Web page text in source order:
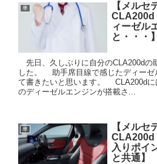
車
【メルセ
ィーゼル
と・・・】
先日、久しぶりに自分のCLA200dの
した。 助手席目線で感じたディーゼ
て書きたいと思います。 CLA200dに
のディーゼルエンジンが搭載さ...
車
【メルセ
CLA200d
入りポイ
と共通】